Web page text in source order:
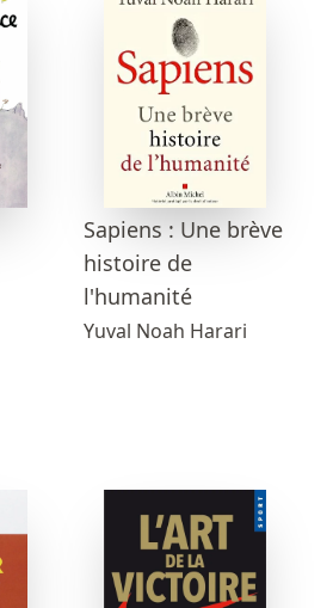
Sapiens : Une brève
histoire de
l'humanité
Yuval Noah Harari